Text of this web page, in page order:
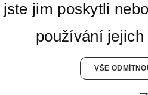
jste jim poskytli
používání
VŠE